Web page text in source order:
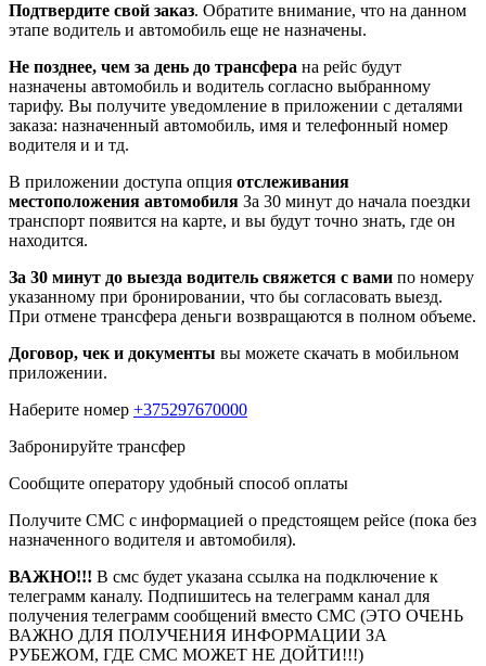
Подтвердите свой заказ. Обратите внимание, что на данном
этапе водитель и автомобиль еще не назначены.
Не позднее, чем за день до трансфера на рейс будут
назначены автомобиль и водитель согласно выбранному
тарифу. Вы получите уведомление в приложении c деталями
заказа: назначенный автомобиль, имя и телефонный номер
водителя и и тд.
В приложении доступа опция отслеживания
местоположения автомобиля За 30 минут до начала поездки
транспорт появится на карте, и вы будут точно знать, где он
находится.
За 30 минут до выезда водитель свяжется с вами по номеру
указанному при бронировании, что бы согласовать выезд.
При отмене трансфера деньги возвращаются в полном объеме.
Договор, чек и документы вы можете скачать в мобильном
приложении.
Наберите номер +375297670000
Забронируйте трансфер
Сообщите оператору удобный способ оплаты
Получите СМС с информацией о предстоящем рейсе (пока без
назначенного водителя и автомобиля).
ВАЖНО!!! В смс будет указана ссылка на подключение к
телеграмм каналу. Подпишитесь на телеграмм канал для
получения телеграмм сообщений вместо СМС (ЭТО ОЧЕНЬ
ВАЖНО ДЛЯ ПОЛУЧЕНИЯ ИНФОРМАЦИИ ЗА
РУБЕЖОМ, ГДЕ СМС МОЖЕТ НЕ ДОЙТИ!!!)